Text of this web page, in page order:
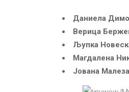
Даниела
Верица
Љупка
Магдалена
Јована